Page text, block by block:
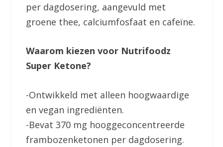
per dagdosering, aangevuld met
groene thee, calciumfosfaat en cafeïne.
Waarom kiezen voor Nutrifoodz
Super Ketone?
-Ontwikkeld met alleen hoogwaardige
en vegan ingrediënten.
-Bevat 370 mg hooggeconcentreerde
frambozenketonen per dagdosering.